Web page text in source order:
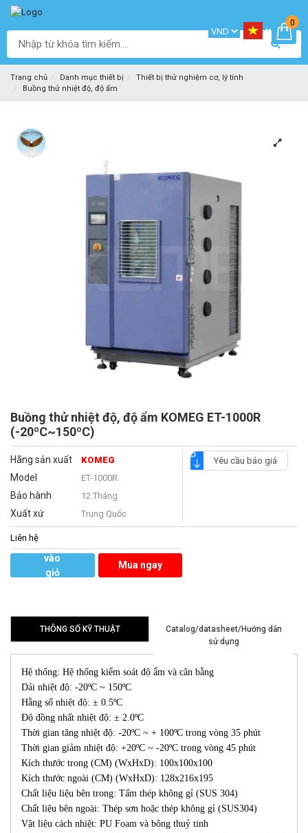
0
Trang chủ Danh mục thiết bị
Thiết bị thử nghiệm cơ, lý tính
Buồng thử nhiệt độ, độ ẩm
Buồng thử nhiệt độ, độ ẩm KOMEG ET-1000R
(-20ºC~150ºC)
Hãng sản xuất KOMEG
Model ET-1000R
Bảo hành 12 Tháng
Xuất xứ Trung Quốc
Yêu cầu báo giá
Liên hệ
vào
giỏ
Mua ngay
THÔNG SỐ KỸ THUẬT
Catalog/datasheet/Hướng dẫn
sử dụng
Hệ thống: Hệ thống kiểm soát độ ẩm và cân bằng
Dải nhiệt độ: -20ºC ~ 150ºC
Hằng số nhiệt độ: ± 0.5ºC
Độ đồng nhất nhiệt độ: ± 2.0ºC
Thời gian tăng nhiệt độ: -20ºC ~ + 100ºC trong vòng 35 phút
Thời gian giảm nhiệt độ: +20ºC ~ -20ºC trong vòng 45 phút
Kích thước trong (CM) (WxHxD): 100x100x100
Kích thước ngoài (CM) (WxHxD): 128x216x195
Chất liệu liệu bên trong: Tấm thép không gỉ (SUS 304)
Chất liệu bên ngoài: Thép sơn hoặc thép không gỉ (SUS304)
Vật liệu cách nhiệt: PU Foam và bông thuỷ tinh